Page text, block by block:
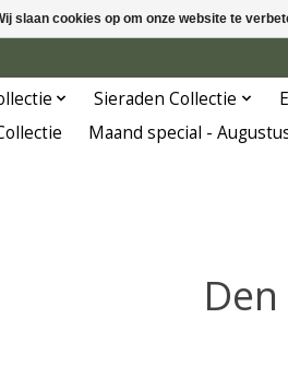
Sieraden Collectie
Maand special -
slaan cookies op om onze website te